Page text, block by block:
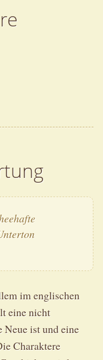
im englischen
eine nicht
ist und eine
Charaktere